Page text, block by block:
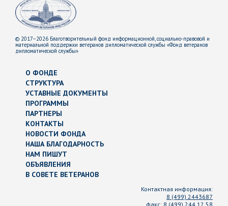
© 2017–2026 Благотворительный фонд информационной, социально-правовой и
материальной поддержки ветеранов дипломатической службы «Фонд ветеранов
дипломатической службы»
О ФОНДЕ
СТРУКТУРА
УСТАВНЫЕ ДОКУМЕНТЫ
ПРОГРАММЫ
ПАРТНЕРЫ
КОНТАКТЫ
НОВОСТИ ФОНДА
НАША БЛАГОДАРНОСТЬ
НАМ ПИШУТ
ОБЪЯВЛЕНИЯ
В СОВЕТЕ ВЕТЕРАНОВ
Контактная информация:
8 (499) 2443687
факс: 8 (499) 244 12 58